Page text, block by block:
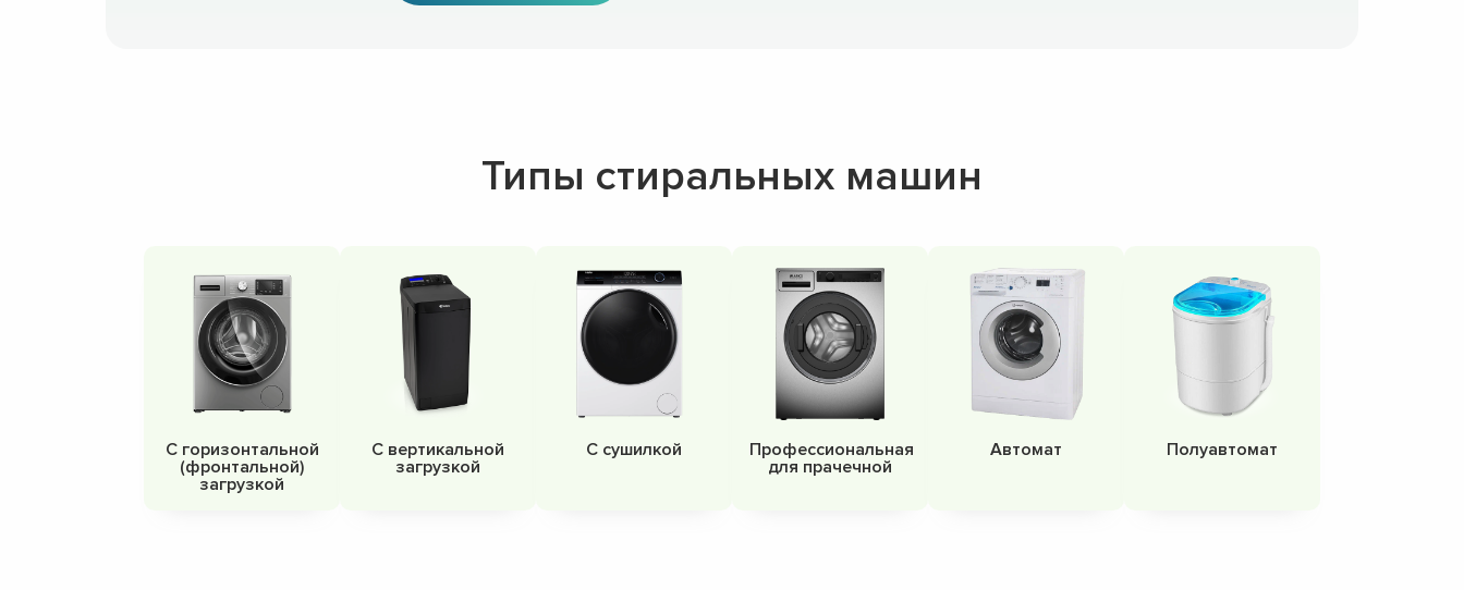
Типы стиральных машин
С горизонтальной
(фронтальной)
загрузкой
С вертикальной
загрузкой
С сушилкой
Профессиональная
для прачечной
Автомат Полуавтомат